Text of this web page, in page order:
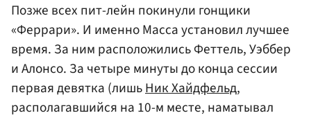
Позже всех пит-лейн покинули гонщики
«Феррари». И именно Масса установил лучшее
время. За ним расположились Феттель, Уэббер
и Алонсо. За четыре минуты до конца сессии
первая девятка (лишьНик Хайдфельд,
располагавшийся на 10-м месте, наматывал